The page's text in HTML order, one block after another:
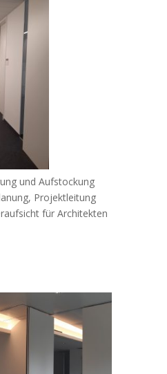
und Aufstockung
Projektleitung
für Architekten